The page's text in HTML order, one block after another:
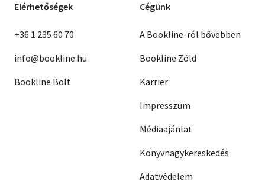
Elérhetőségek
+36 1 235 60 70
info@bookline.hu
Bookline Bolt
Cégünk
A Bookline-ról bővebben
Bookline Zöld
Karrier
Impresszum
Médiaajánlat
Könyvnagykereskedés
Adatvédelem